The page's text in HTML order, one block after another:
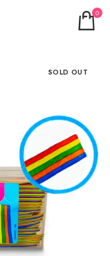
0
SOLD OUT